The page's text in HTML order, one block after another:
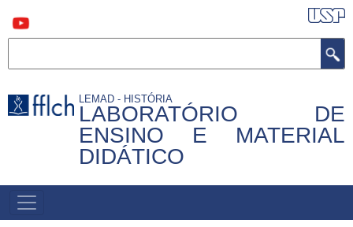
para
LEMAD - HISTÓRIA
LABORATÓRIO DE
ENSINO E MATERIAL
DIDÁTICO
MAIN
NAVIGATION